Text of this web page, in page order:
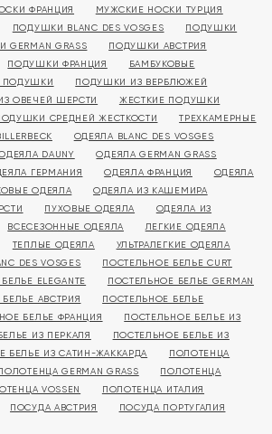
ФРАНЦИЯ
МУЖСКИЕ НОСКИ ТУРЦИЯ
ПОДУШКИ BLANC DES VOSGES
ПОДУШКИ
GRASS
ПОДУШКИ АВСТРИЯ
ПОДУШКИ ФРАНЦИЯ
БАМБУКОВЫЕ
ПОДУШКИ
ПОДУШКИ ИЗ ВЕРБЛЮЖЕЙ
ОВЕЧЕЙ ШЕРСТИ
ЖЕСТКИЕ ПОДУШКИ
СРЕДНЕЙ ЖЕСТКОСТИ
ТРЕХКАМЕРНЫЕ
ОДЕЯЛА BLANC DES VOSGES
DAUNY
ОДЕЯЛА GERMAN GRASS
ГЕРМАНИЯ ОДЕЯЛА ФРАНЦИЯ
ОДЕЯЛА
ОДЕЯЛА
ОДЕЯЛА ИЗ КАШЕМИРА
ПУХОВЫЕ ОДЕЯЛА
ОДЕЯЛА ИЗ
ВСЕСЕЗОННЫЕ ОДЕЯЛА
ЛЕГКИЕ ОДЕЯЛА
ТЕПЛЫЕ ОДЕЯЛА
УЛЬТРАЛЕГКИЕ ОДЕЯЛА
DES VOSGES
ПОСТЕЛЬНОЕ БЕЛЬЕ CURT
ELEGANTE
ПОСТЕЛЬНОЕ БЕЛЬЕ GERMAN
АВСТРИЯ
ПОСТЕЛЬНОЕ БЕЛЬЕ
БЕЛЬЕ ФРАНЦИЯ
ПОСТЕЛЬНОЕ БЕЛЬЕ ИЗ
ИЗ ПЕРКАЛЯ
ПОСТЕЛЬНОЕ БЕЛЬЕ ИЗ
БЕЛЬЕ ИЗ САТИН-ЖАККАРДА
ПОЛОТЕНЦА
GERMAN GRASS
ПОЛОТЕНЦА
VOSSEN
ПОЛОТЕНЦА ИТАЛИЯ
ПОСУДА АВСТРИЯ
ПОСУДА ПОРТУГАЛИЯ